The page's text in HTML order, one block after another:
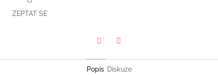
ZEPTAT SE
Popis Diskuze